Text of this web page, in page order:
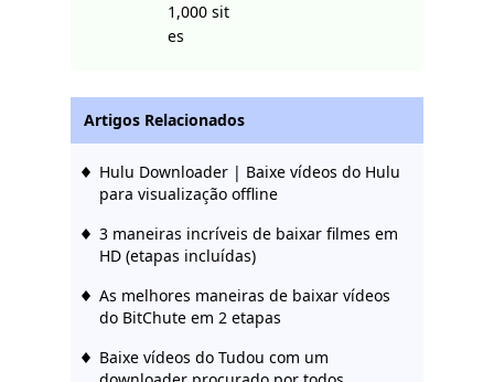
1,000 sit
es
Artigos Relacionados
Hulu Downloader | Baixe vídeos do Hulu
para visualização offline
3 maneiras incríveis de baixar filmes em
HD (etapas incluídas)
As melhores maneiras de baixar vídeos
do BitChute em 2 etapas
Baixe vídeos do Tudou com um